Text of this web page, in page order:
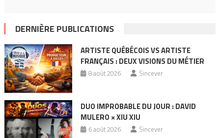
DERNIÈRE PUBLICATIONS
ARTISTE QUÉBÉCOIS VS ARTISTE
FRANÇAIS : DEUX VISIONS DU MÉTIER
8 août 2026 Sincever
DUO IMPROBABLE DU JOUR : DAVID
MULERO × XIU XIU
6 août 2026 Sincever